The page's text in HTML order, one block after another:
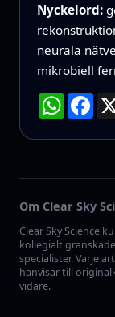
Nyckelord:
neurala
mikrobiell
Om Clear Sky
Clear Sky Science
kollegialt
specialister. Varje
hänvisar till
vidare.